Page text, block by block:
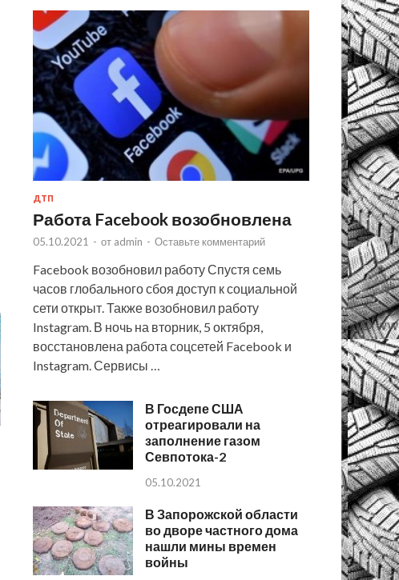
ДТП
Работа Facebook возобновлена
05.10.2021 - от admin - Оставьте комментарий
Facebook возобновил работу Спустя семь
часов глобального сбоя доступ к социальной
сети открыт. Также возобновил работу
Instagram. В ночь на вторник, 5 октября,
восстановлена работа соцсетей Facebook и
Instagram. Сервисы …
В Госдепе США
отреагировали на
заполнение газом
Севпотока-2
05.10.2021
В Запорожской области
во дворе частного дома
нашли мины времен
войны